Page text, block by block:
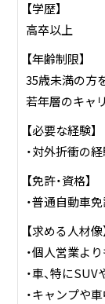
【学歴】
高卒以上
【年齢制限】
35歳未満の方
若年層のキャ
【必要な経験】
・対外折衝の
【免許・資格】
・普通自動車免
【求める人材像
・個人営業よ
・車、特に
・キャンプや